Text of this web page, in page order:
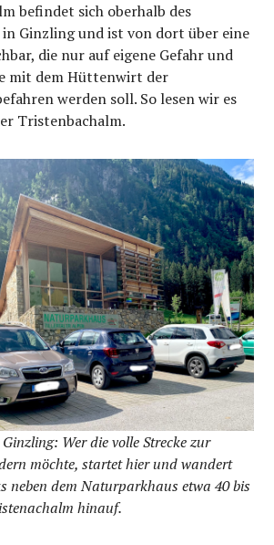
befindet sich oberhalb des
Ginzling und ist von dort über eine
die nur auf eigene Gefahr und
mit dem Hüttenwirt der
werden soll. So lesen wir es
Tristenbachalm.
Wer die volle Strecke zur
möchte, startet hier und wandert
neben dem Naturparkhaus etwa 40 bis
hinauf.